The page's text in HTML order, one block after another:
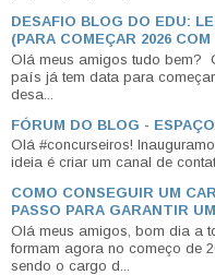
DESAFIO BLOG DO EDU:
(PARA COMEÇAR 2026
Olá meus amigos tudo bem?
país já tem data para
desa...
FÓRUM DO BLOG -
Olá #concurseiros!
ideia é criar um canal de
COMO CONSEGUIR UM
PASSO PARA GARANTIR
Olá meus amigos, bom dia a
formam agora no começo de
sendo o cargo d...